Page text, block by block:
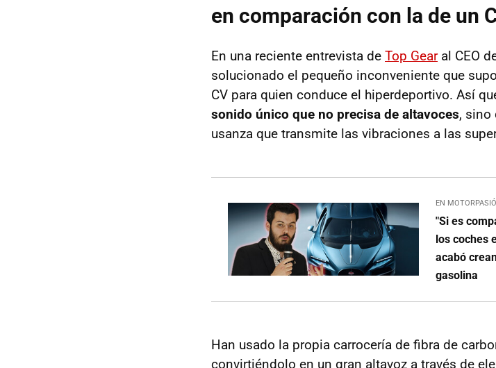
en comparación con la de un
En una reciente entrevista de Top Gearal CEO
solucionado el pequeño inconveniente que
CV para quien conduce el hiperdeportivo. Así
sonido único que no precisa de altavoces, sino
usanza que transmite las vibraciones a las
EN
"Si es
los coches
acabó
gasolina
Han usado la propia carrocería de fibra de
convirtiéndolo en un gran altavoz a través de